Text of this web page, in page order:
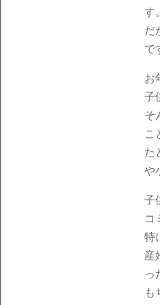
す。
だ
で
お
子
そ
こ
た
や
子
コ
特
産
っ
も